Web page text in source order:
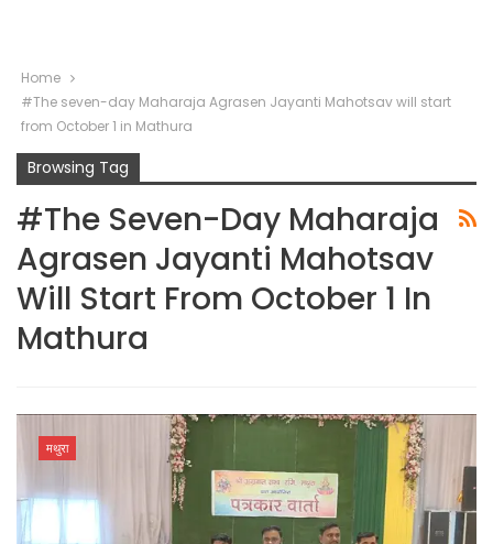
Home
#The seven-day Maharaja Agrasen Jayanti Mahotsav will start
from October 1 in Mathura
Browsing Tag
#The Seven-Day Maharaja
Agrasen Jayanti Mahotsav
Will Start From October 1 In
Mathura
मथुरा